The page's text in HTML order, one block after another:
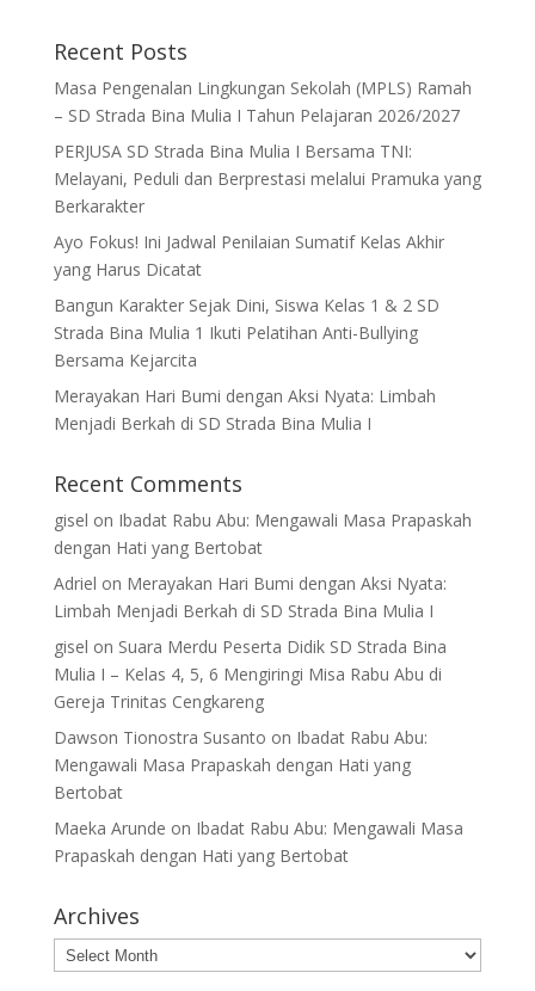
Recent Posts
Masa Pengenalan Lingkungan Sekolah (MPLS) Ramah
– SD Strada Bina Mulia I Tahun Pelajaran 2026/2027
PERJUSA SD Strada Bina Mulia I Bersama TNI:
Melayani, Peduli dan Berprestasi melalui Pramuka yang
Berkarakter
Ayo Fokus! Ini Jadwal Penilaian Sumatif Kelas Akhir
yang Harus Dicatat
Bangun Karakter Sejak Dini, Siswa Kelas 1 & 2 SD
Strada Bina Mulia 1 Ikuti Pelatihan Anti-Bullying
Bersama Kejarcita
Merayakan Hari Bumi dengan Aksi Nyata: Limbah
Menjadi Berkah di SD Strada Bina Mulia I
Recent Comments
gisel on Ibadat Rabu Abu: Mengawali Masa Prapaskah
dengan Hati yang Bertobat
Adriel on Merayakan Hari Bumi dengan Aksi Nyata:
Limbah Menjadi Berkah di SD Strada Bina Mulia I
gisel on Suara Merdu Peserta Didik SD Strada Bina
Mulia I – Kelas 4, 5, 6 Mengiringi Misa Rabu Abu di
Gereja Trinitas Cengkareng
Dawson Tionostra Susanto on Ibadat Rabu Abu:
Mengawali Masa Prapaskah dengan Hati yang
Bertobat
Maeka Arunde on Ibadat Rabu Abu: Mengawali Masa
Prapaskah dengan Hati yang Bertobat
Archives
Archives